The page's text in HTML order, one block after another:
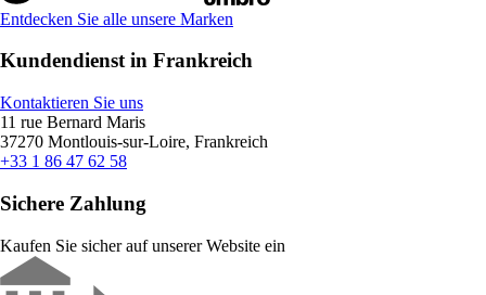
Entdecken Sie alle unsere Marken
Kundendienst in Frankreich
Kontaktieren Sie uns
11 rue Bernard Maris
37270 Montlouis-sur-Loire, Frankreich
+33 1 86 47 62 58
Sichere Zahlung
Kaufen Sie sicher auf unserer Website ein